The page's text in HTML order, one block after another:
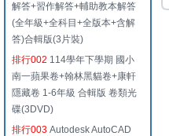
解答+習作解答+輔助教本解答
(全年級+全科目+全版本+含解
答)合輯版(3片裝)
排行002 114學年下學期 國小
南一蘋果卷+翰林黑貓卷+康軒
隱藏卷 1-6年級 合輯版 卷類光
碟(3DVD)
排行003 Autodesk AutoCAD